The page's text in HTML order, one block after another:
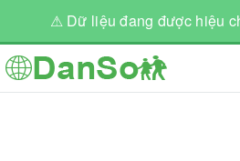
⚠ Dữ liệu đang được hiệu